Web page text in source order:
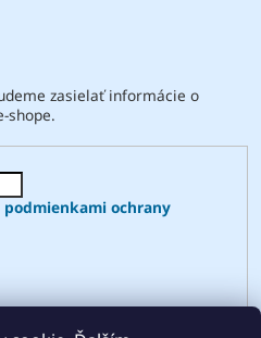
zasielať informácie o
shope.
podmienkami ochrany